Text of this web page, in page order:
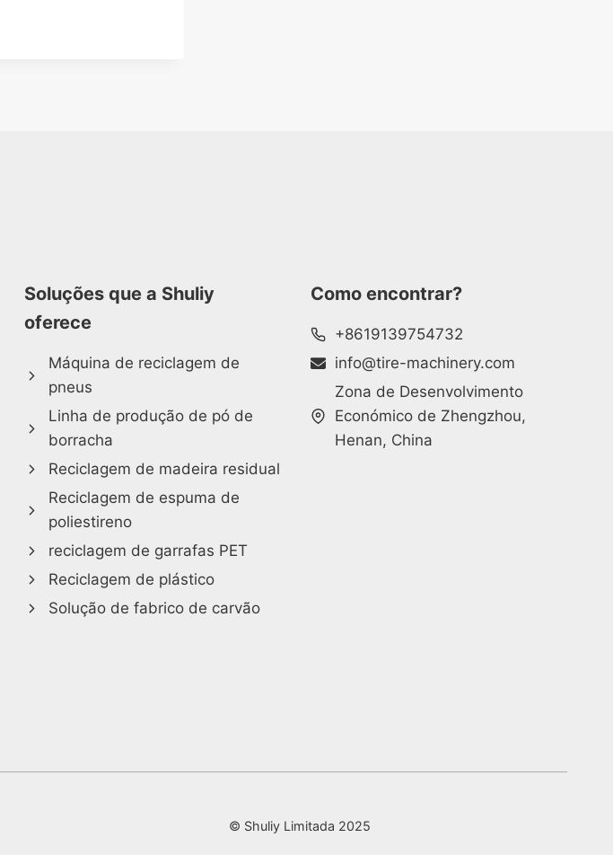
Soluções que a Shuliy
oferece
Máquina de reciclagem de
pneus
Linha de produção de pó de
borracha
Reciclagem de madeira residual
Reciclagem de espuma de
poliestireno
reciclagem de garrafas PET
Reciclagem de plástico
Solução de fabrico de carvão
Como encontrar?
+8619139754732
info@tire-machinery.com
Zona de Desenvolvimento
Económico de Zhengzhou,
Henan, China
© Shuliy Limitada 2025